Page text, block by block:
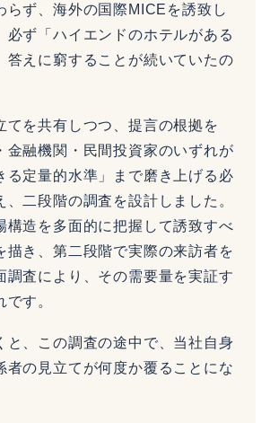
らず、海外の国際MICEを誘致し
必ず「ハイエンドのホテルがある
答えに窮することが続いていたの
てを共有しつつ、提言の根拠を
金融機関・民間投資家のいずれが
る定量的水準」まで磨き上げる必
、二段階の調査を設計しました。
構造を多面的に把握して誘致すべ
描き、第二段階で実際の来訪者を
調査により、その需要量を実証す
す。
と、この調査の途中で、当社自身
者の見立てが何度か覆ることにな